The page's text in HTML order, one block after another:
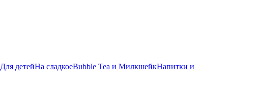
Для детейНа сладкоеBubble Tea и МилкшейкНапитки и